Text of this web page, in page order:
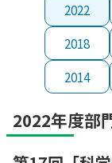
2022
2018
2014
2022年度部